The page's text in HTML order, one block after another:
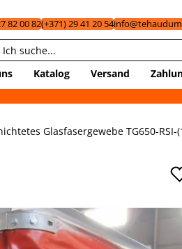
82 00 82(+371) 29 41 20 54
Katalog Versand
Große
Glasfasergewebe TG650-